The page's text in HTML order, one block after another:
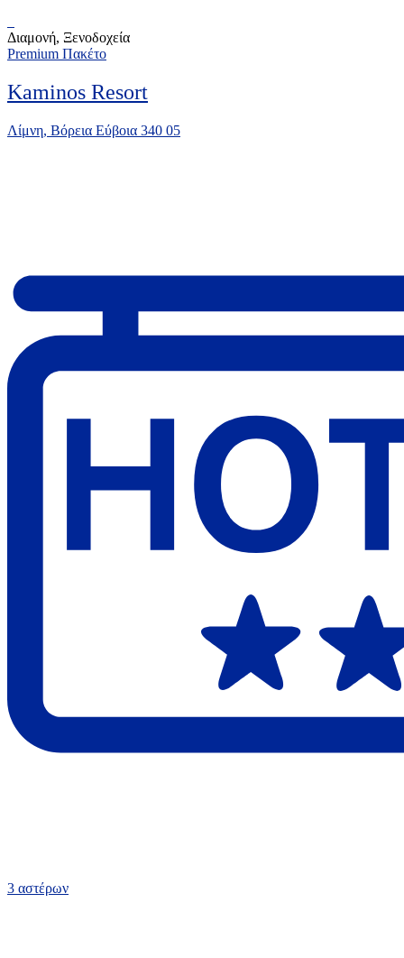
Διαμονή, Ξενοδοχεία
Premium Πακέτο
Kaminos Resort
Λίμνη, Βόρεια Εύβοια 340 05
3 αστέρων